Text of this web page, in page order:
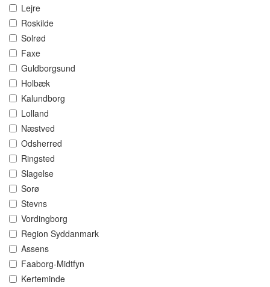
Lejre
Roskilde
Solrød
Faxe
Guldborgsund
Holbæk
Kalundborg
Lolland
Næstved
Odsherred
Ringsted
Slagelse
Sorø
Stevns
Vordingborg
Region Syddanmark
Assens
Faaborg-Midtfyn
Kerteminde